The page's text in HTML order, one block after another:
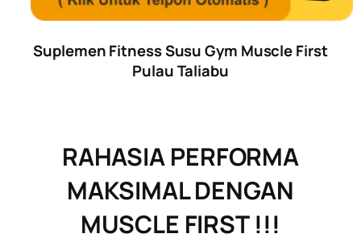
Suplemen Fitness Susu Gym Muscle First
Pulau Taliabu
RAHASIA PERFORMA
MAKSIMAL DENGAN
MUSCLE FIRST !!!